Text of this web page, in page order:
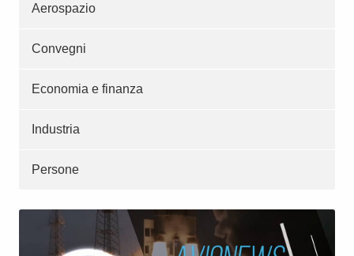
Aerospazio
Convegni
Economia e finanza
Industria
Persone